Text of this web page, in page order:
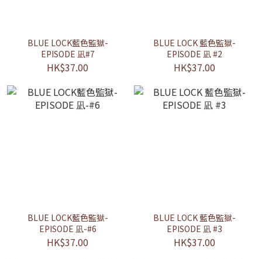
BLUE LOCK藍色監獄-
EPISODE 凪#7
HK$37.00
BLUE LOCK 藍色監獄-
EPISODE 凪 #2
HK$37.00
BLUE LOCK藍色監獄-
EPISODE 凪-#6
HK$37.00
BLUE LOCK 藍色監獄-
EPISODE 凪 #3
HK$37.00